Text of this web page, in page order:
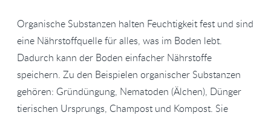
Organische Substanzen halten Feuchtigkeit fest und sind
eine Nährstoffquelle für alles, was im Boden lebt.
Dadurch kann der Boden einfacher Nährstoffe
speichern. Zu den Beispielen organischer Substanzen
gehören: Gründüngung, Nematoden (Älchen), Dünger
tierischen Ursprungs, Champost und Kompost. Sie